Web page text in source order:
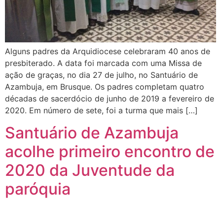
Alguns padres da Arquidiocese celebraram 40 anos de
presbiterado. A data foi marcada com uma Missa de
ação de graças, no dia 27 de julho, no Santuário de
Azambuja, em Brusque. Os padres completam quatro
décadas de sacerdócio de junho de 2019 a fevereiro de
2020. Em número de sete, foi a turma que mais […]
Santuário de Azambuja
acolhe primeiro encontro de
2020 da Juventude da
paróquia